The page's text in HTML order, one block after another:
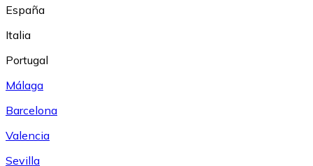
España
Italia
Portugal
Málaga
Barcelona
Valencia
Sevilla